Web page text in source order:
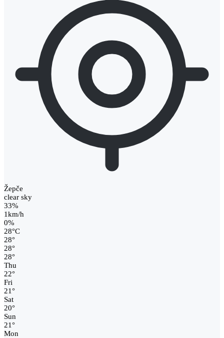
Žepče
clear sky
33%
1km/h
0%
28°C
28°
28°
28°
Thu
22°
Fri
21°
Sat
20°
Sun
21°
Mon